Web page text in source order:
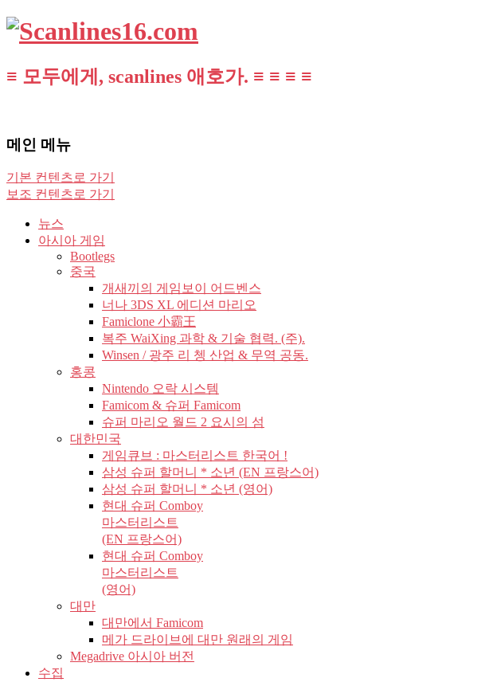
≡ 모두에게, scanlines 애호가. ≡ ≡ ≡ ≡
메인 메뉴
기본 컨텐츠로 가기
보조 컨텐츠로 가기
뉴스
아시아 게임
Bootlegs
중국
개새끼의 게임보이 어드벤스
너나 3DS XL 에디션 마리오
Famiclone 小霸王
복주 WaiXing 과학 & 기술 협력. (주).
Winsen / 광주 리 쳉 산업 & 무역 공동.
홍콩
Nintendo 오락 시스템
Famicom & 슈퍼 Famicom
슈퍼 마리오 월드 2 요시의 섬
대한민국
게임큐브 : 마스터리스트 한국어 !
삼성 슈퍼 할머니 * 소년 (EN 프랑스어)
삼성 슈퍼 할머니 * 소년 (영어)
현대 슈퍼 Comboy
마스터리스트
(EN 프랑스어)
현대 슈퍼 Comboy
마스터리스트
(영어)
대만
대만에서 Famicom
메가 드라이브에 대만 원래의 게임
Megadrive 아시아 버전
수집